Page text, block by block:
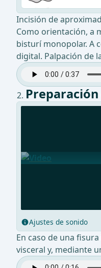
Incisión de
Como orientación, a
bisturí monopolar. A
digital. Palpación de
Ajustes de sonido
En caso de una
visceral y, mediante